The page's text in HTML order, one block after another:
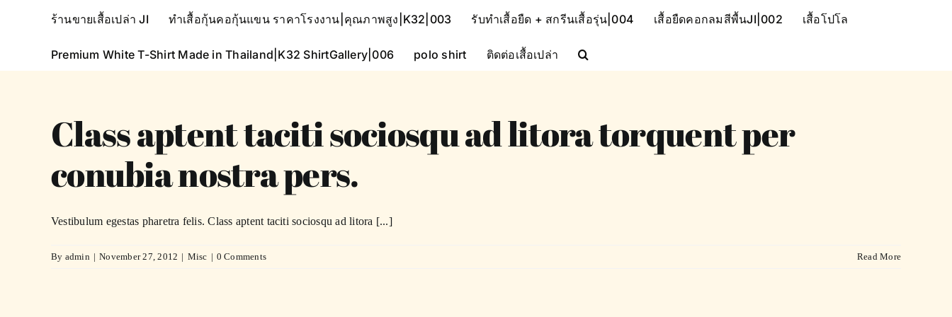
ร้านขายเสื้อเปล่า JI ทำเสื้อกุ้นคอกุ้นแขน ราคาโรงงาน|คุณภาพสูง|K32|003 รับทำเสื้อยืด + สกรีนเสื้อรุ่น|004 เสื้อยืดคอกลมสีพื้นJI|002 เสื้อโปโล
Premium White T-Shirt Made in Thailand|K32 ShirtGallery|006 polo shirt ติดต่อเสื้อเปล่า
Class aptent taciti sociosqu ad litora torquent per
conubia nostra pers.
Vestibulum egestas pharetra felis. Class aptent taciti sociosqu ad litora [...]
By admin | November 27, 2012 | Misc | 0 Comments Read More